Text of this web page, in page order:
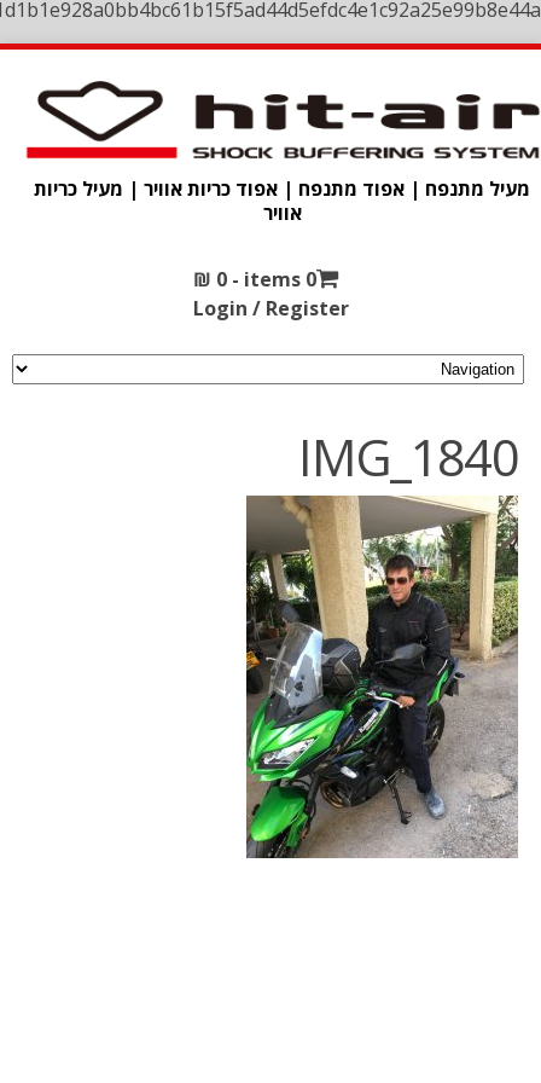
מעיל מתנפח | אפוד מתנפח | אפוד כריות אוויר | מעיל כריות
אוויר
0 items -
₪ 0
Login / Register
IMG_1840